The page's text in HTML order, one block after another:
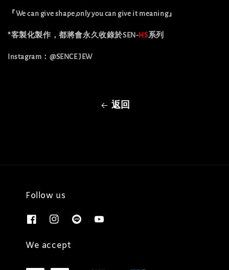
『We can give shape,only you can give it meaning』
*客製化製作，都將會永久收錄於SEN- HS系列
Instagram：@SENCE JEW
返回
Follow us
We accept